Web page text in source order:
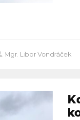
Mgr. Libor Vondráček